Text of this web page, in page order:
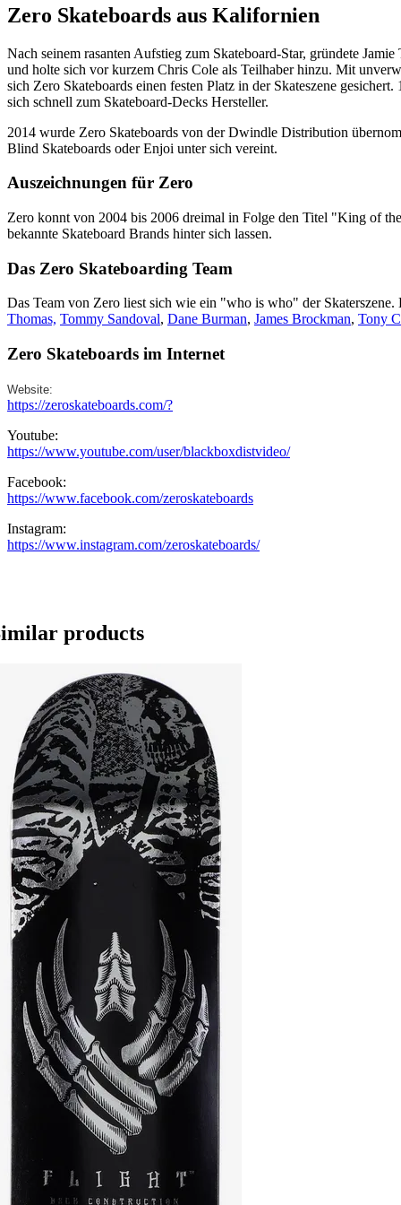
Zero Skateboards aus Kalifornien
Nach seinem rasanten Aufstieg zum Skateboard-Star, gründete
und holte sich vor kurzem Chris Cole als Teilhaber hinzu. Mit
sich Zero Skateboards einen festen Platz in der Skateszene
sich schnell zum Skateboard-Decks Hersteller.
2014 wurde Zero Skateboards von der Dwindle Distribution
Blind Skateboards oder Enjoi unter sich vereint.
Auszeichnungen für Zero
Zero konnt von 2004 bis 2006 dreimal in Folge den Titel "King of
bekannte Skateboard Brands hinter sich lassen.
Das Zero Skateboarding Team
Das Team von Zero liest sich wie ein "who is who" der
Thomas, Tommy Sandoval, Dane Burman, James Brockman, Tony
Zero Skateboards im Internet
Website:
https://zeroskateboards.com/?
Youtube:
https://www.youtube.com/user/blackboxdistvideo/
Facebook:
https://www.facebook.com/zeroskateboards
Instagram:
https://www.instagram.com/zeroskateboards/
products